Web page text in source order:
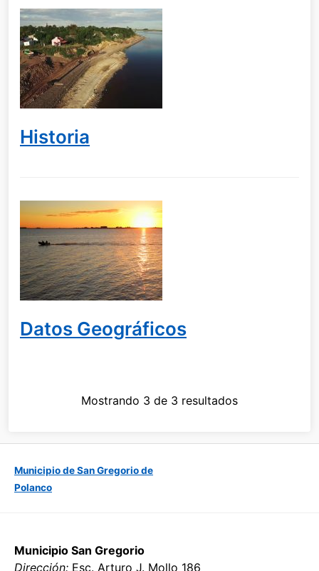
Historia
Datos Geográficos
Mostrando 3 de 3 resultados
Municipio de San Gregorio de
Polanco
Municipio San Gregorio
Dirección: Esc. Arturo J. Mollo 186